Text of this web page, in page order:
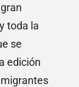
toda la
se
edición